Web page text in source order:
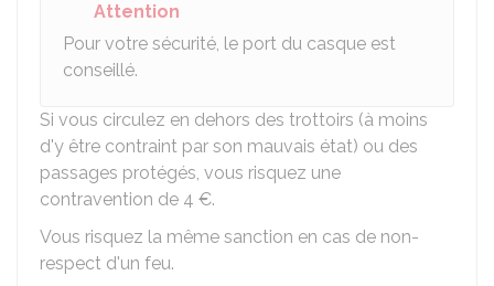
Attention
Pour votre sécurité, le port du casque est
conseillé.
Si vous circulez en dehors des trottoirs (à moins
d'y être contraint par son mauvais état) ou des
passages protégés, vous risquez une
contravention de 4 €.
Vous risquez la même sanction en cas de non-
respect d'un feu.